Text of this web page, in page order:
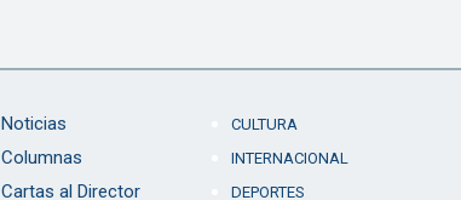
Noticias
Columnas
Cartas al Director
CULTURA
INTERNACIONAL
DEPORTES